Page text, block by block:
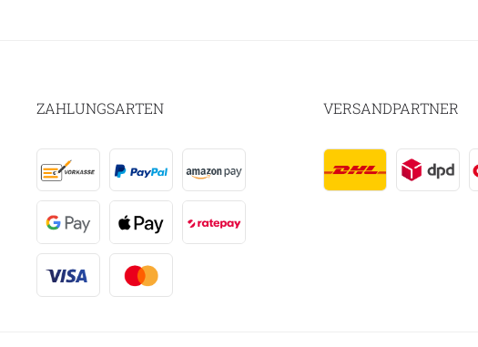
ZAHLUNGSARTEN VERSANDPARTNER